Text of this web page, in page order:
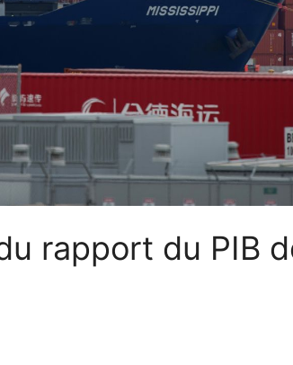
rapport du PIB